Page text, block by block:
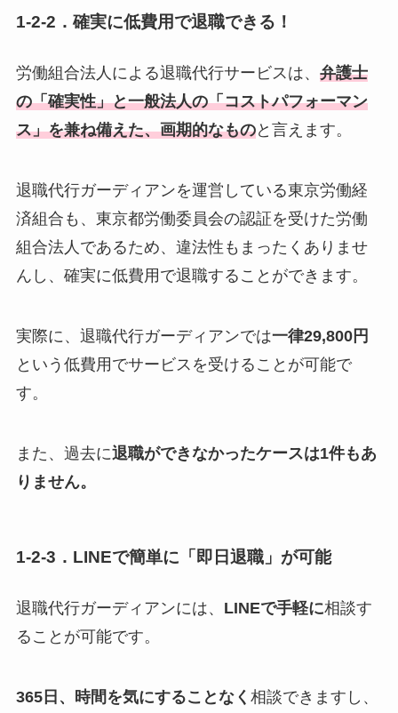
1-2-2．確実に低費用で退職できる！
労働組合法人による退職代行サービスは、 弁護士
の「確実性」と一般法人の「コストパフォーマン
ス」を兼ね備えた、画期的なものと言えます。
退職代行ガーディアンを運営している東京労働経
済組合も、東京都労働委員会の認証を受けた労働
組合法人であるため、違法性もまったくありませ
んし、確実に低費用で退職することができます。
実際に、退職代行ガーディアンでは一律29,800円
という低費用でサービスを受けることが可能で
す。
また、過去に退職ができなかったケースは1件もあ
りません。
1-2-3．LINEで簡単に「即日退職」が可能
退職代行ガーディアンには、 LINEで手軽に相談す
ることが可能です。
365日、時間を気にすることなく 相談できますし、